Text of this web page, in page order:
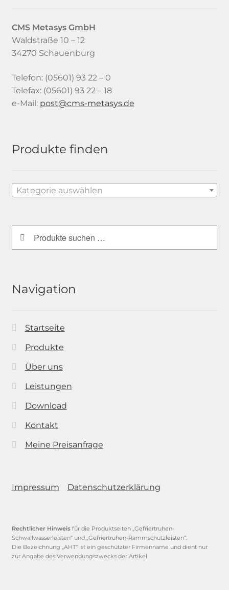
CMS Metasys GmbH
Waldstraße 10 – 12
34270 Schauenburg
Telefon: (05601) 93 22 – 0
Telefax: (05601) 93 22 – 18
e-Mail:
ed.sy
satem
-smc@
tsop
Produkte finden
Kategorie auswählen
Navigation
Startseite
Produkte
Über uns
Leistungen
Download
Kontakt
Meine Preisanfrage
Impressum Datenschutzerklärung
Rechtlicher Hinweisfür die Produktseiten „Gefriertruhen-
Schwallwasserleisten“ und „Gefriertruhen-Rammschutzleisten“:
Die Bezeichnung „AHT“ ist ein geschützter Firmenname und dient nur
zur Angabe des Verwendungszwecks der Artikel